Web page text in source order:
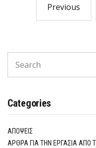
s
n
v
Previous
a
h
r
:
Categories
ΑΠΌΨΕΙΣ
ΆΡΘΡΑ ΓΙΑ ΤΗΝ ΕΡΓΑΣΊΑ ΑΠΌ